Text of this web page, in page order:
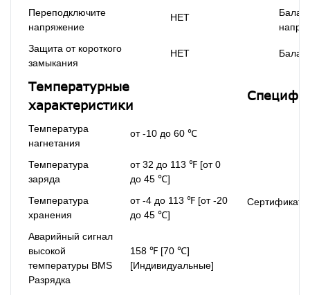
Переподключите
напряжение
НЕТ
Защита от короткого
замыкания
НЕТ
Температурные
характеристики
Температура
нагнетания
от -10 до 60 ℃
Сертификаты
Температура
заряда
от 32 до 113 ℉ [от 0
до 45 ℃]
Температура
хранения
от -4 до 113 ℉ [от -20
до 45 ℃]
Аварийный сигнал
высокой
температуры BMS
Разрядка
158 ℉ [70 ℃]
[Индивидуальные]